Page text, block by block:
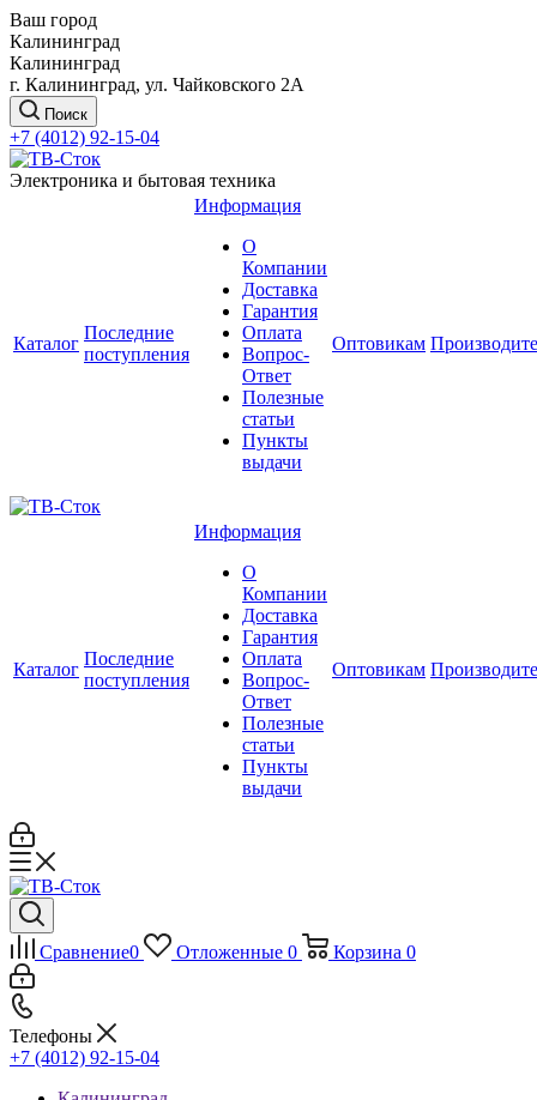
Ваш город
Калининград
Калининград
г. Калининград, ул. Чайковского 2А
Поиск
+7 (4012) 92-15-04
Электроника и бытовая техника
Каталог
Последние
поступления
Информация
О
Компании
Доставка
Гарантия
Оплата
Вопрос-
Ответ
Полезные
статьи
Пункты
выдачи
Оптовикам
Каталог
Последние
поступления
Информация
О
Компании
Доставка
Гарантия
Оплата
Вопрос-
Ответ
Полезные
статьи
Пункты
выдачи
Оптовикам
Сравнение0 Отложенные 0 Корзина 0
Телефоны
+7 (4012) 92-15-04